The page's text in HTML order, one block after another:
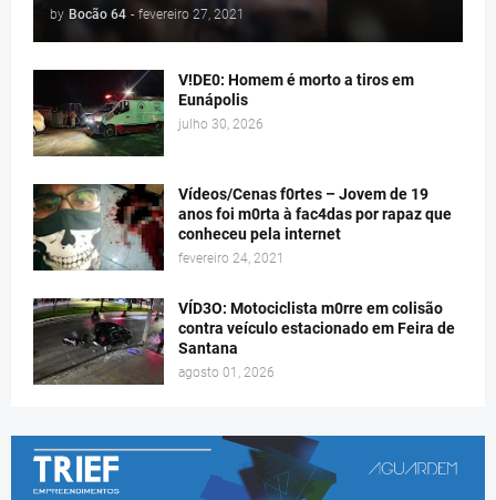
by Bocão 64 - fevereiro 27, 2021
V!DE0: Homem é morto a tiros em
Eunápolis
julho 30, 2026
Vídeos/Cenas f0rtes – Jovem de 19
anos foi m0rta à fac4das por rapaz que
conheceu pela internet
fevereiro 24, 2021
VÍD3O: Motociclista m0rre em colisão
contra veículo estacionado em Feira de
Santana
agosto 01, 2026